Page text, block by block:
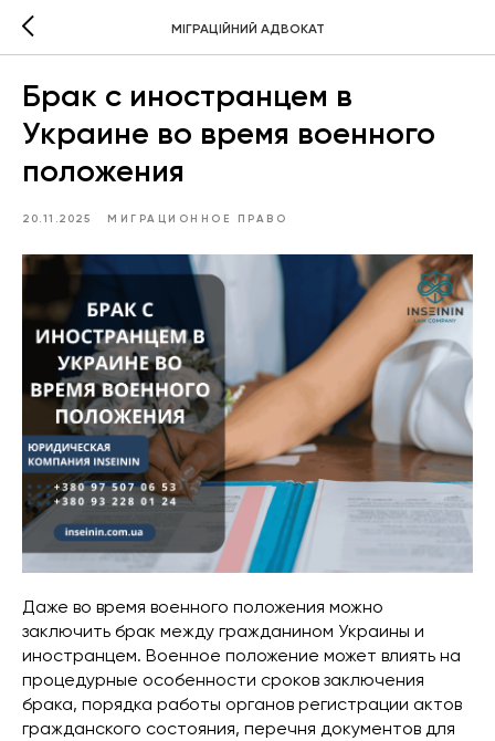
МІГРАЦІЙНИЙ АДВОКАТ
Брак с иностранцем в
Украине во время военного
положения
20.11.2025 МИГРАЦИОННОЕ ПРАВО
Даже во время военного положения можно
заключить брак между гражданином Украины и
иностранцем. Военное положение может влиять на
процедурные особенности сроков заключения
брака, порядка работы органов регистрации актов
гражданского состояния, перечня документов для